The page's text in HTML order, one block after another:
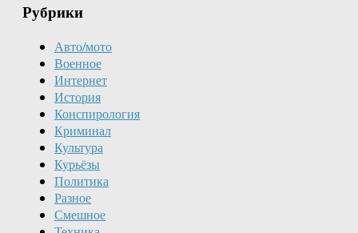
Рубрики
Авто/мото
Военное
Интернет
История
Конспирология
Криминал
Культура
Курьёзы
Политика
Разное
Смешное